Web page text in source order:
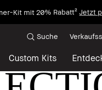
Kit mit 20% Rabatt² Jetzt
Custom Kits
Suche